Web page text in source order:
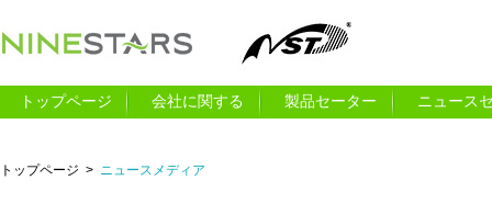
トップページ 会社に関する 製品セーター ニュー
トップページ > ニュースメディア